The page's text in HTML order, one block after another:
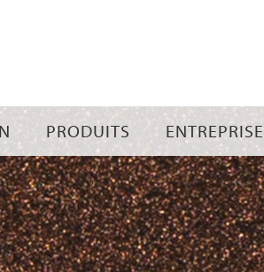
PRODUITS ENTREPRISE